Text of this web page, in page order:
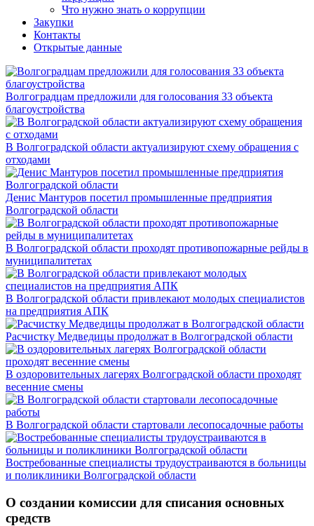
Что нужно знать о коррупции
Закупки
Контакты
Открытые данные
Волгоградцам предложили для голосования 33 объекта
благоустройства
В Волгоградской области актуализируют схему обращения с
отходами
Денис Мантуров посетил промышленные предприятия
Волгоградской области
В Волгоградской области проходят противопожарные рейды в
муниципалитетах
В Волгоградской области привлекают молодых специалистов
на предприятия АПК
Расчистку Медведицы продолжат в Волгоградской области
В оздоровительных лагерях Волгоградской области проходят
весенние смены
В Волгоградской области стартовали лесопосадочные работы
Востребованные специалисты трудоустраиваются в больницы
и поликлиники Волгоградской области
О создании комиссии для списания основных
средств